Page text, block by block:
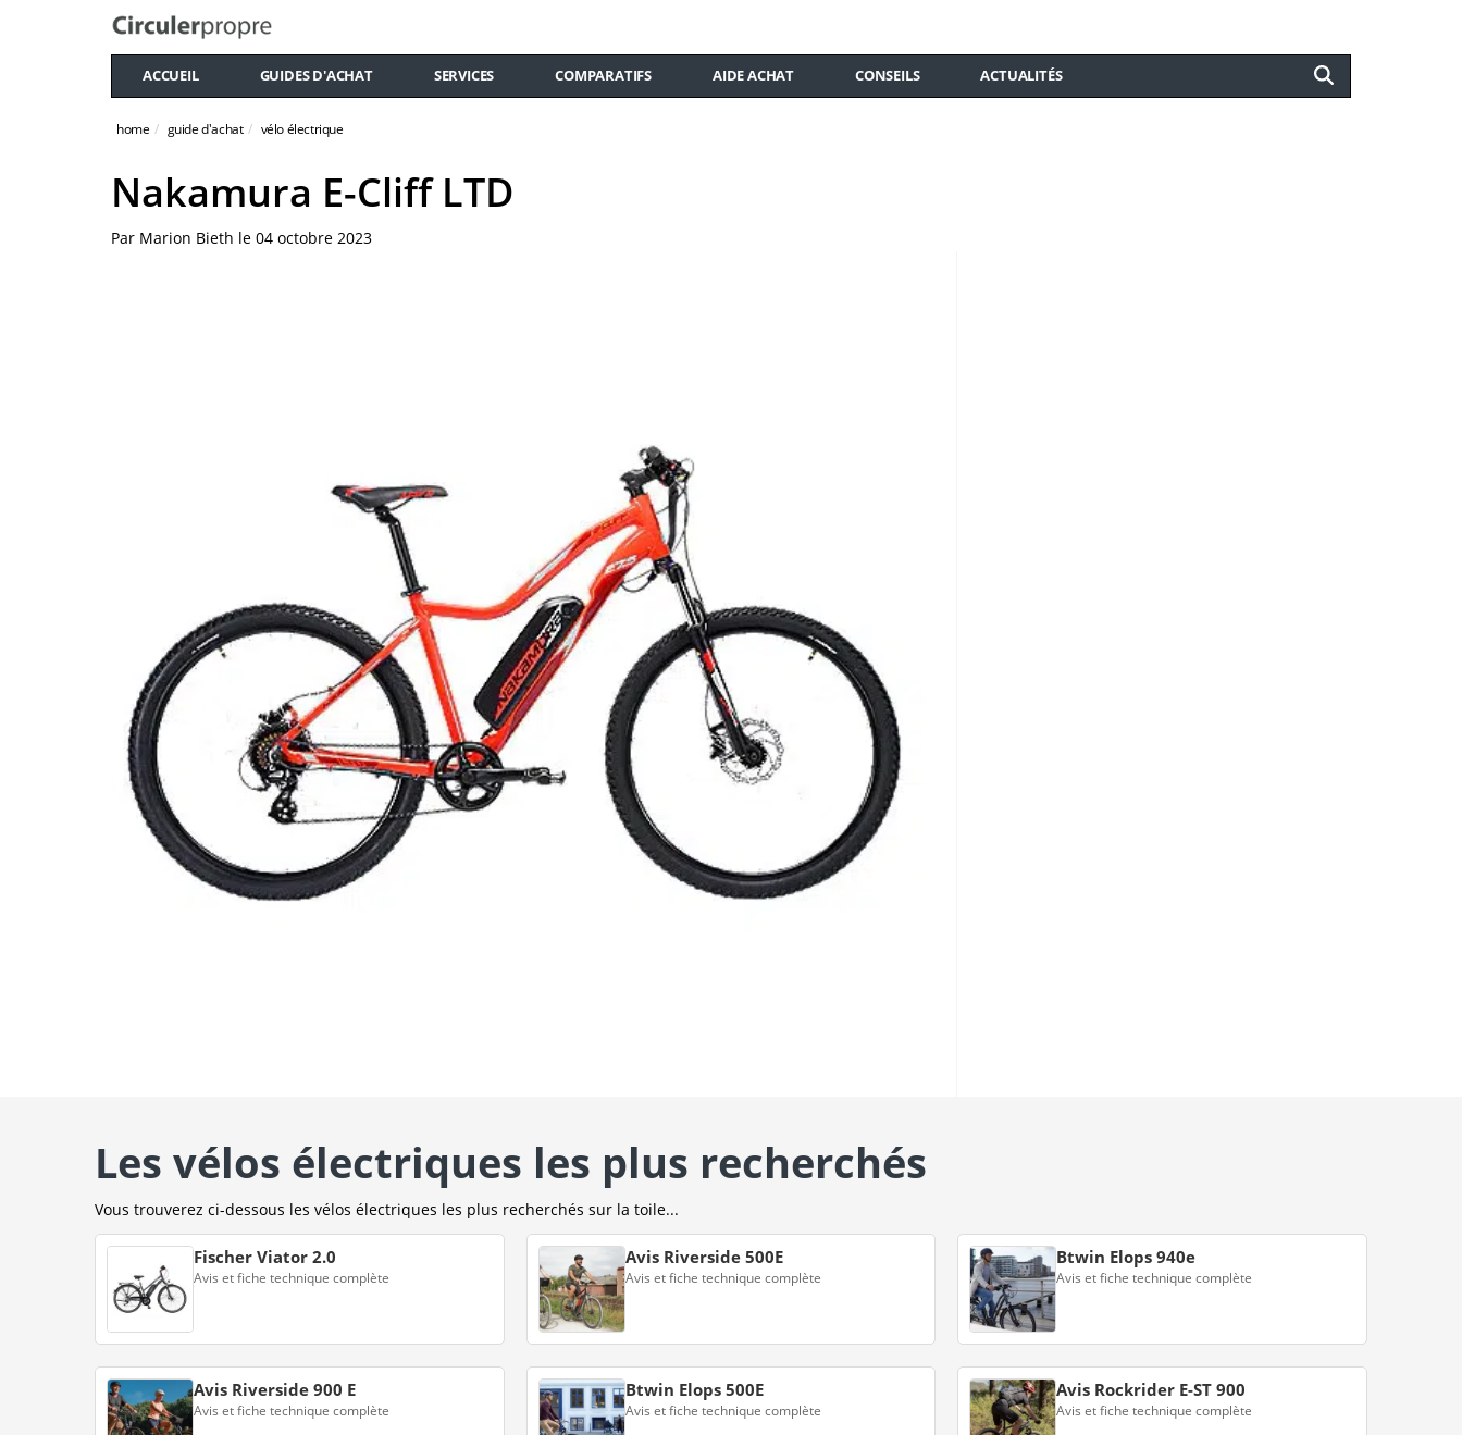
ACCUEIL GUIDES D'ACHAT SERVICES COMPARATIFS AIDE ACHAT CONSEILS ACTUALITÉS
home guide d'achat vélo électrique
Nakamura E-Cliff LTD
Par Marion Bieth le 04 octobre 2023
Les vélos électriques les plus recherchés
Vous trouverez ci-dessous les vélos électriques les plus recherchés sur la toile...
Fischer Viator 2.0
Avis et fiche technique complète
Avis Riverside 500E
Avis et fiche technique complète
Btwin Elops 940e
Avis et fiche technique complète
Avis Riverside 900 E
Avis et fiche technique complète
Btwin Elops 500E
Avis et fiche technique complète
Avis Rockrider E-ST 900
Avis et fiche technique complète